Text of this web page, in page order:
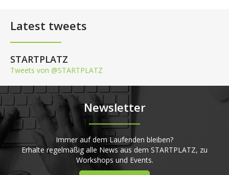
Latest tweets
STARTPLATZ
Tweets von @STARTPLATZ
Newsletter
Immer auf dem Laufenden bleiben?
Erhalte regelmäßig alle News aus dem STARTPLATZ, zu
Workshops und Events.